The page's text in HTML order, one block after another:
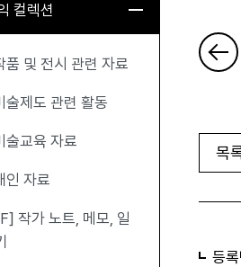
컬렉션
품 및 전시 관련 자료
술제도 관련 활동
술교육 자료
인 자료
작가 노트, 메모, 일
목
등